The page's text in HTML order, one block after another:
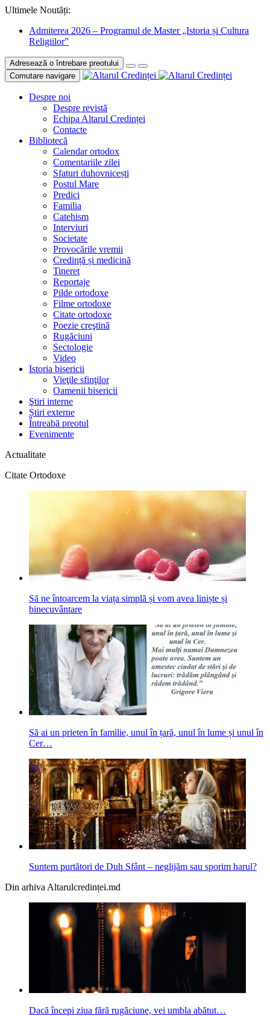
Ultimele Noutăți:
Admiterea 2026 – Programul de Master „Istoria și Cultura
Religiilor”
Adresează o întrebare preotului
Comutare navigare
Despre noi
Despre revistă
Echipa Altarul Credinței
Contacte
Bibliotecă
Calendar ortodox
Comentariile zilei
Sfaturi duhovnicești
Postul Mare
Predici
Familia
Catehism
Interviuri
Societate
Provocările vremii
Credință și medicină
Tineret
Reportaje
Pilde ortodoxe
Filme ortodoxe
Citate ortodoxe
Poezie creştină
Rugăciuni
Sectologie
Video
Istoria bisericii
Vieţile sfinţilor
Oamenii bisericii
Ştiri interne
Știri externe
Întreabă preotul
Evenimente
Actualitate
Citate Ortodoxe
Să ne întoarcem la viața simplă și vom avea liniște și
binecuvântare
Să ai un prieten în familie, unul în țară, unul în lume și unul în
Cer…
Suntem purtători de Duh Sfânt – neglijăm sau sporim harul?
Din arhiva Altarulcredinței.md
Dacă începi ziua fără rugăciune, vei umbla abătut…